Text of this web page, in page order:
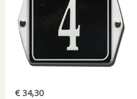
€34,30